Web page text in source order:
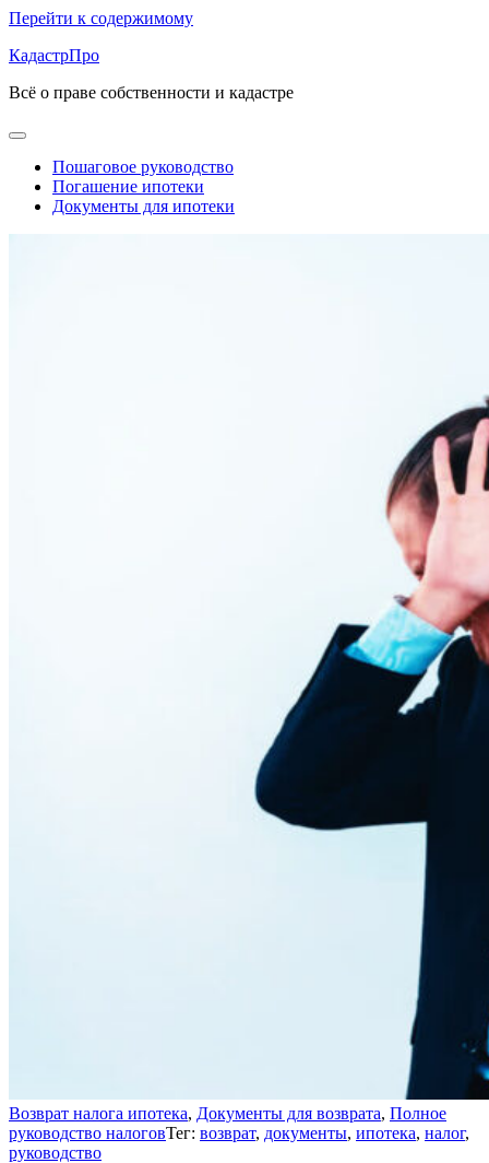
Перейти к содержимому
КадастрПро
Всё о праве собственности и кадастре
Пошаговое руководство
Погашение ипотеки
Документы для ипотеки
Возврат налога ипотека, Документы для возврата, Полное
руководство налоговТег: возврат, документы, ипотека, налог,
руководство